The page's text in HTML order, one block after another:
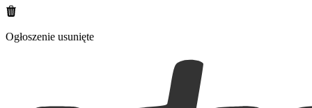
Ogłoszenie usunięte